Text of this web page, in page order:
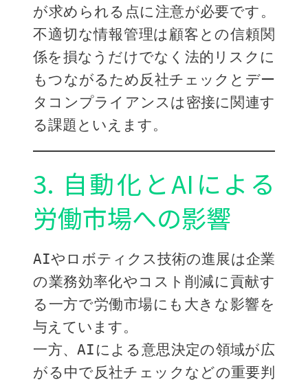
が求められる点に注意が必要です。
不適切な情報管理は顧客との信頼関
係を損なうだけでなく法的リスクに
もつながるため反社チェックとデー
タコンプライアンスは密接に関連す
る課題といえます。
3. 自動化とAIによる
労働市場への影響
AIやロボティクス技術の進展は企業
の業務効率化やコスト削減に貢献す
る一方で労働市場にも大きな影響を
与えています。
一方、AIによる意思決定の領域が広
がる中で反社チェックなどの重要判